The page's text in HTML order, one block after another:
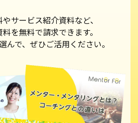
サービス紹介資料など、
を無料で請求できます。
んで、ぜひご活用ください。